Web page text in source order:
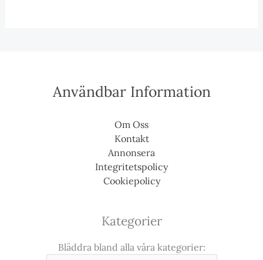
Användbar Information
Om Oss
Kontakt
Annonsera
Integritetspolicy
Cookiepolicy
Kategorier
Bläddra bland alla våra kategorier: